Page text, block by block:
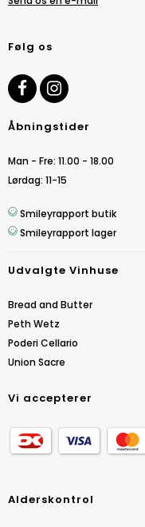
Følg os
Åbningstider
Man - Fre: 11.00 - 18.00
Lørdag: 11-15
Smileyrapport butik
Smileyrapport lager
Udvalgte Vinhuse
Bread and Butter
Peth Wetz
Poderi Cellario
Union Sacre
Vi accepterer
Alderskontrol